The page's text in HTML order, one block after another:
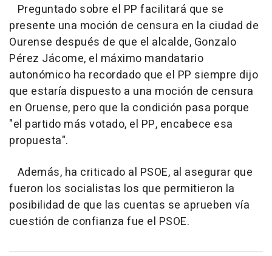
Preguntado sobre el PP facilitará que se
presente una moción de censura en la ciudad de
Ourense después de que el alcalde, Gonzalo
Pérez Jácome, el máximo mandatario
autonómico ha recordado que el PP siempre dijo
que estaría dispuesto a una moción de censura
en Oruense, pero que la condición pasa porque
"el partido más votado, el PP, encabece esa
propuesta".
Además, ha criticado al PSOE, al asegurar que
fueron los socialistas los que permitieron la
posibilidad de que las cuentas se aprueben vía
cuestión de confianza fue el PSOE.